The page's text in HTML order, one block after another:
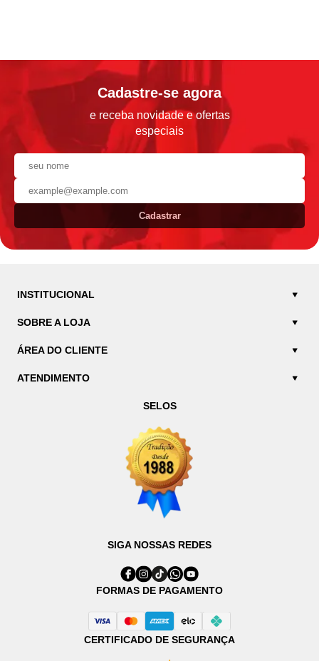
Cadastre-se agora
e receba novidade e ofertas
especiais
Cadastrar
INSTITUCIONAL
SOBRE A LOJA
ÁREA DO CLIENTE
ATENDIMENTO
SELOS
SIGA NOSSAS REDES
FORMAS DE PAGAMENTO
CERTIFICADO DE SEGURANÇA